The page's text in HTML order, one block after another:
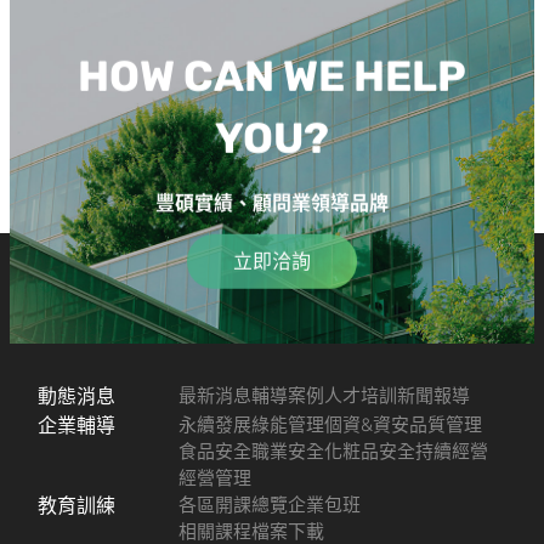
HOW CAN WE HELP
YOU?
豐碩實績、顧問業領導品牌
立即洽詢
動態消息 最新消息輔導案例 人才培訓新聞報導
企業輔導 永續發展綠能管理個資&資安品質管理
食品安全職業安全化粧品安全持續經營
經營管理
教育訓練 各區開課總覽企業包班
相關課程檔案下載